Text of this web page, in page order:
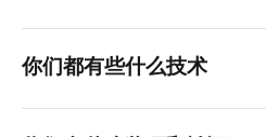
你们都有些什么技术